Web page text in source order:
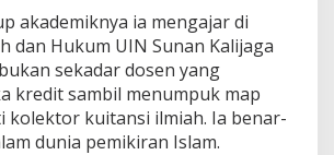
akademiknya ia mengajar di
dan Hukum UIN Sunan Kalijaga
sekadar dosen yang
kredit sambil menumpuk map
kolektor kuitansi ilmiah. Ia benar-
dunia pemikiran Islam.